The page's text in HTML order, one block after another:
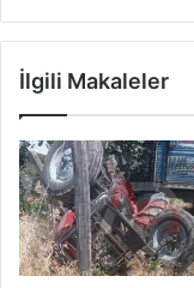
İlgili Makaleler